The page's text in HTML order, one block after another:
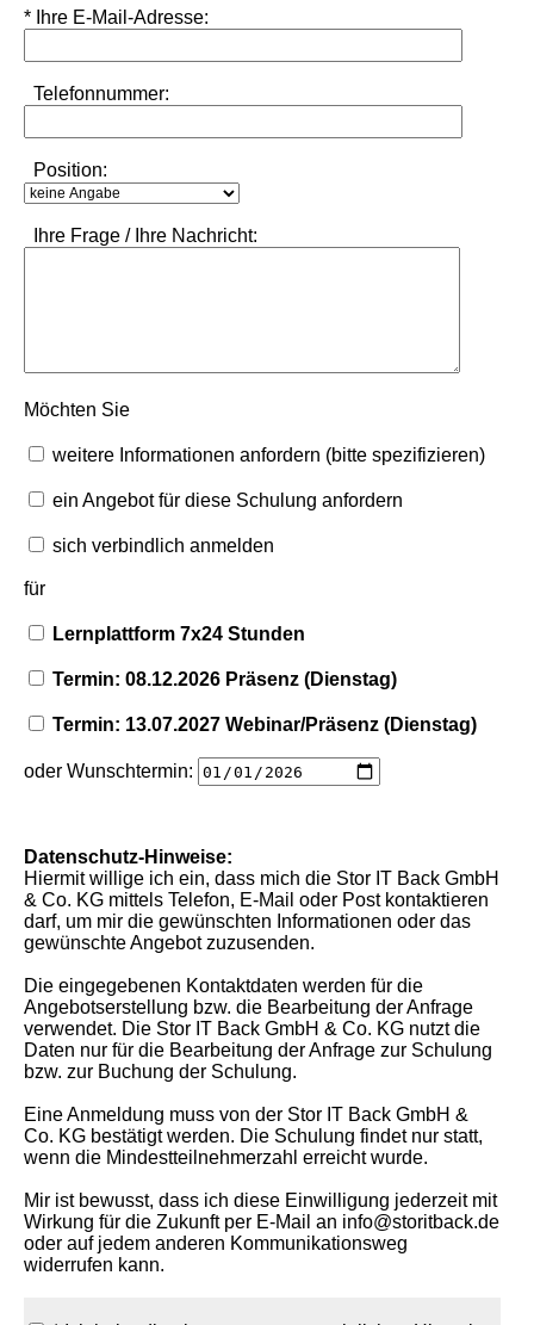
* Ihre E-Mail-Adresse:
Telefonnummer:
Position:
Ihre Frage / Ihre Nachricht:
Möchten Sie
weitere Informationen anfordern (bitte spezifizieren)
ein Angebot für diese Schulung anfordern
sich verbindlich anmelden
für
Lernplattform 7x24 Stunden
Termin: 08.12.2026 Präsenz (Dienstag)
Termin: 13.07.2027 Webinar/Präsenz (Dienstag)
oder Wunschtermin:
Datenschutz-Hinweise:
Hiermit willige ich ein, dass mich die Stor IT Back GmbH
& Co. KG mittels Telefon, E-Mail oder Post kontaktieren
darf, um mir die gewünschten Informationen oder das
gewünschte Angebot zuzusenden.
Die eingegebenen Kontaktdaten werden für die
Angebotserstellung bzw. die Bearbeitung der Anfrage
verwendet. Die Stor IT Back GmbH & Co. KG nutzt die
Daten nur für die Bearbeitung der Anfrage zur Schulung
bzw. zur Buchung der Schulung.
Eine Anmeldung muss von der Stor IT Back GmbH &
Co. KG bestätigt werden. Die Schulung findet nur statt,
wenn die Mindestteilnehmerzahl erreicht wurde.
Mir ist bewusst, dass ich diese Einwilligung jederzeit mit
Wirkung für die Zukunft per E-Mail an info@storitback.de
oder auf jedem anderen Kommunikationsweg
widerrufen kann.